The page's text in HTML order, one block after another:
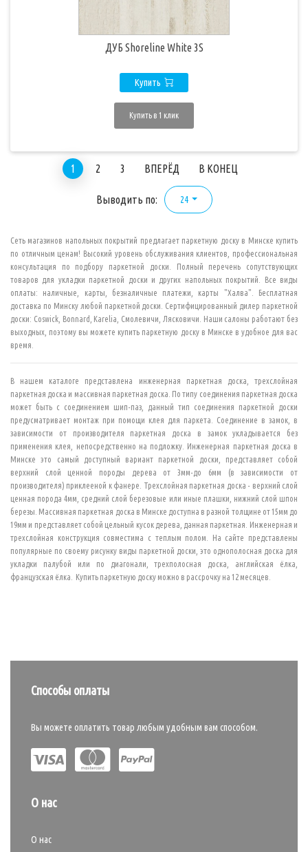
ДУБ Shoreline White 3S
Купить
Купить в 1 клик
1 2 3 ВПЕРЁД В КОНЕЦ
Выводить по: 24
Сеть магазинов напольных покрытий предлагает паркетную доску в Минске купить
по отличным ценам! Высокий уровень обслуживания клиентов, профессиональная
консультация по подбору паркетной доски. Полный перечень сопутствующих
товаров для укладки паркетной доски и других напольных покрытий. Все виды
оплаты: наличные, карты, безналичные платежи, карты "Халва". Бесплатная
доставка по Минску любой паркетной доски. Сертифицированный дилер паркетной
доски: Coswick, Bonnard, Karelia, Смолевичи, Лясковичи. Наши салоны работают без
выходных, поэтому вы можете купить паркетную доску в Минске в удобное для вас
время.
В нашем каталоге представлена инженерная паркетная доска , трехслойная
паркетная доска и массивная паркетная доска. По типу соединения паркетная доска
может быть с соединением шип-паз, данный тип соединения паркетной доски
предусматривает монтаж при помощи клея для паркета. Соединение в замок, в
зависимости от производителя паркетная доска в замок укладывается без
применения клея, непосредственно на подложку. Инженерная паркетная доска в
Минске это самый доступный вариант паркетной доски, представляет собой
верхний слой ценной породы дерева от 3мм-до 6мм (в зависимости от
производителя) приклееной к фанере. Трехслойная паркетная доска - верхний слой
ценная порода 4мм, средний слой березовые или иные плашки, нижний слой шпон
березы. Массивная паркетная доска в Минске доступна в разной толщине от 15мм до
19мм и представляет собой цельный кусок дерева, данная паркетная. Инженерная и
трехслойная конструкция совместима с теплым полом. На сайте представлены
популярные по своему рисунку виды паркетной доски, это однополосная доска для
укладки палубой или по диагонали, трехполосная доска, английская ёлка,
французская ёлка. Купить паркетную доску можно в рассрочку на 12 месяцев.
Способы оплаты
Вы можете оплатить товар любым удобным вам способом.
О нас
О нас